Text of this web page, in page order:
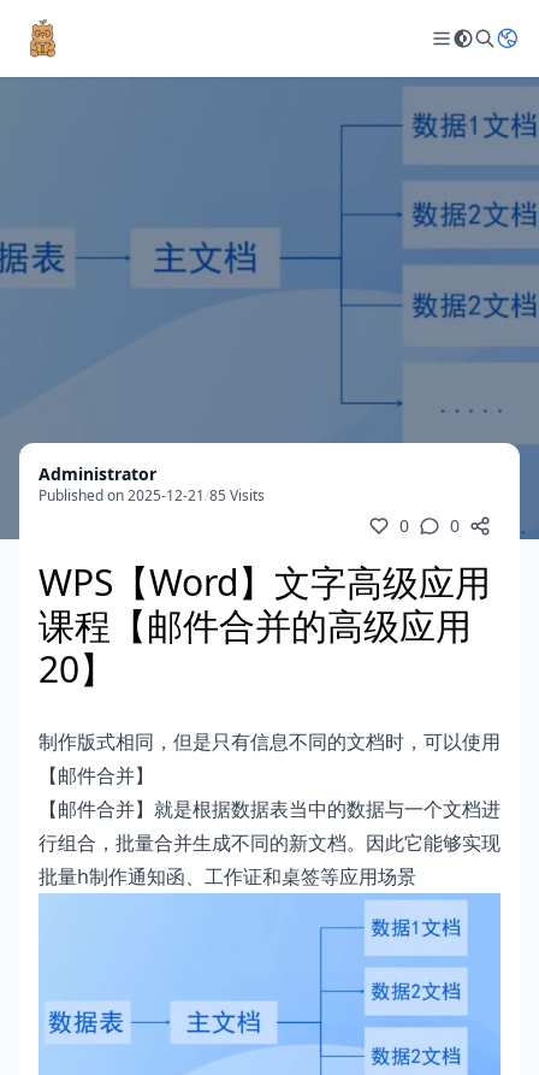
Administrator
Published on 2025-12-21/85 Visits
0 0
WPS【Word】文字高级应用
课程【邮件合并的高级应用
20】
制作版式相同，但是只有信息不同的文档时，可以使用
【邮件合并】
【邮件合并】就是根据数据表当中的数据与一个文档进
行组合，批量合并生成不同的新文档。因此它能够实现
批量h制作通知函、工作证和桌签等应用场景